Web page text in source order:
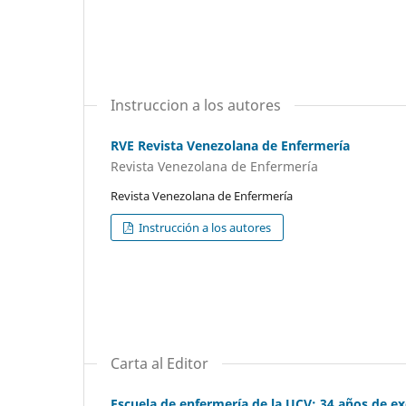
Instruccion a los autores
RVE Revista Venezolana de Enfermería
Revista Venezolana de Enfermería
Revista Venezolana de Enfermería
Instrucción a los autores
Carta al Editor